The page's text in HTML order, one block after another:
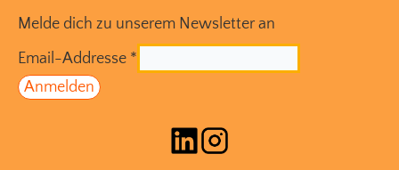
Melde dich zu unserem Newsletter an
Email-Addresse *